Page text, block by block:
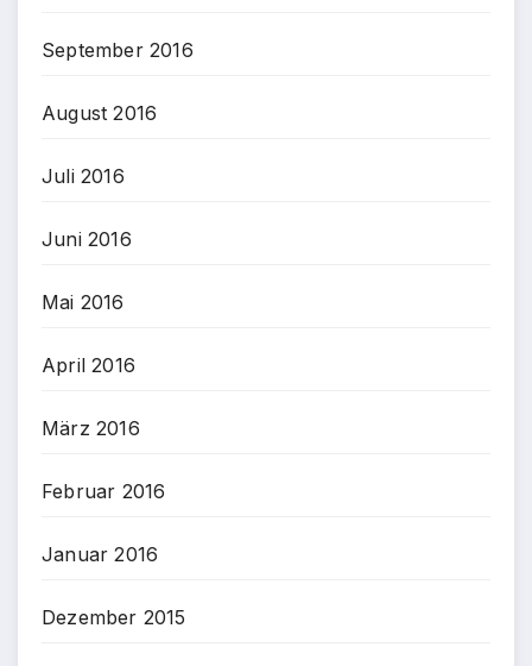
September 2016
August 2016
Juli 2016
Juni 2016
Mai 2016
April 2016
März 2016
Februar 2016
Januar 2016
Dezember 2015